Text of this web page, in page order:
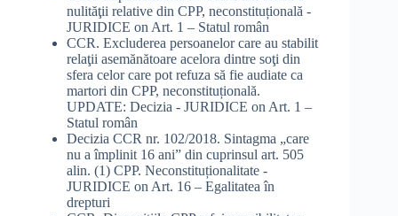
nulităţii relative din CPP, neconstituțională -
JURIDICE on Art. 1 – Statul român
CCR. Excluderea persoanelor care au stabilit
relaţii asemănătoare acelora dintre soţi din
sfera celor care pot refuza să fie audiate ca
martori din CPP, neconstituțională.
UPDATE: Decizia - JURIDICE on Art. 1 –
Statul român
Decizia CCR nr. 102/2018. Sintagma „care
nu a împlinit 16 ani” din cuprinsul art. 505
alin. (1) CPP. Neconstituționalitate -
JURIDICE on Art. 16 – Egalitatea în
drepturi